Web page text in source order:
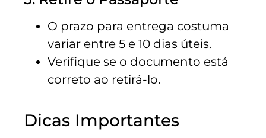
O prazo para entrega costuma
variar entre 5 e 10 dias úteis.
Verifique se o documento está
correto ao retirá-lo.
Dicas Importantes